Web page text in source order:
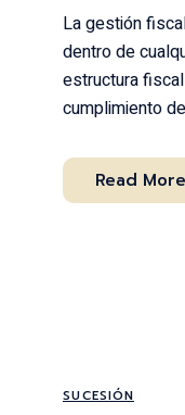
La gestión
dentro de
estructura
cumplimiento
Read More
SUCESIÓN